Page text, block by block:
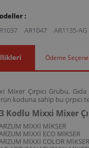
:
AR1047 AR1135-AG
Ödeme
Mixer Çırpıcı Grubu,
koduna sahip bu çırpıcı
Kodlu Mixxi Mixer
MİXXİ MİKSER
MİXXİ ECO MİKSER
MİXXİ COLOR MİKSER